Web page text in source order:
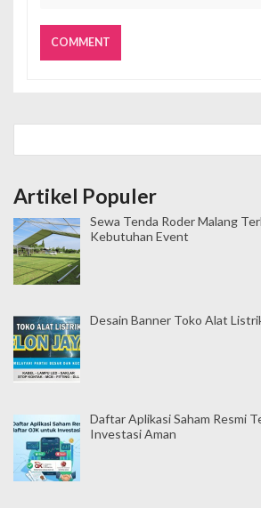
Artikel Populer
Sewa Tenda Roder Malang
Kebutuhan Event
Desain Banner Toko Alat
Daftar Aplikasi Saham Resmi
Investasi Aman